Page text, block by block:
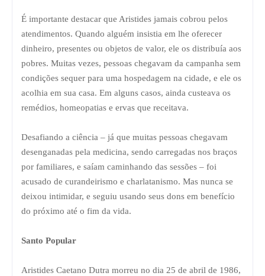
É importante destacar que Aristides jamais cobrou pelos
atendimentos. Quando alguém insistia em lhe oferecer
dinheiro, presentes ou objetos de valor, ele os distribuía aos
pobres. Muitas vezes, pessoas chegavam da campanha sem
condições sequer para uma hospedagem na cidade, e ele os
acolhia em sua casa. Em alguns casos, ainda custeava os
remédios, homeopatias e ervas que receitava.
Desafiando a ciência – já que muitas pessoas chegavam
desenganadas pela medicina, sendo carregadas nos braços
por familiares, e saíam caminhando das sessões – foi
acusado de curandeirismo e charlatanismo. Mas nunca se
deixou intimidar, e seguiu usando seus dons em benefício
do próximo até o fim da vida.
Santo Popular
Aristides Caetano Dutra morreu no dia 25 de abril de 1986,